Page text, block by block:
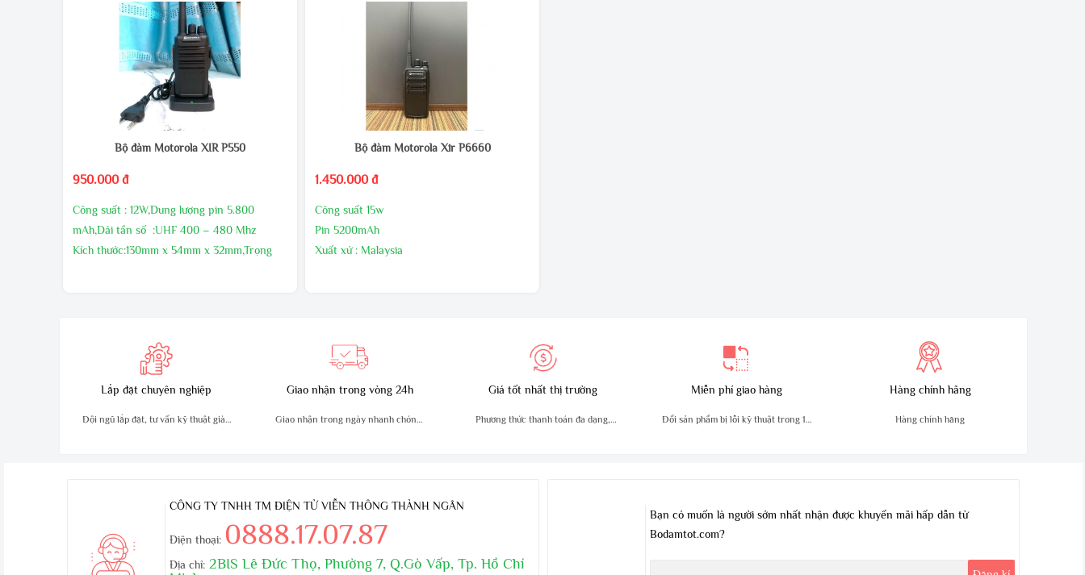
GIAO HÀNG MIỄN PHÍ
KHUYẾN MÃI THƯỜNG XUYÊN
LIÊN HÊ TRỰC TIẾP ĐỂ CÓ GIÁ ƯU ĐÃI
LIÊN HÊ TRỰC TIẾP ĐỂ CÓ GIÁ ƯU ĐÃI
Bộ đàm Motorola XIR P550
950.000 đ
Công suất : 12W,Dung lượng pin 5.800
mAh,Dải tần số :UHF 400 – 480 Mhz
Kích thước:130mm x 54mm x 32mm,Trọng
Bộ đàm Motorola Xir P6660
1.450.000 đ
Công suất 15w
Pin 5200mAh
Xuất xứ : Malaysia
Lắp đặt chuyên nghiệp
Đội ngũ lắp đặt, tư vấn kỹ thuật giàu
Giao nhận trong vòng 24h
Giao nhận trong ngày nhanh chóng,
Giá tốt nhất thị trường
Phương thức thanh toán đa dạng,
Miễn phí giao hàng
Đổi sản phẩm bị lỗi kỹ thuật trong 10
Hàng chính hãng
Hàng chính hãng
CÔNG TY TNHH TM ĐIỆN TỬ VIỄN THÔNG THÀNH NGÂN
Điện thoại: 0888.17.07.87
Địa chỉ: 2BIS Lê Đức Thọ, Phường 7, Q.Gò Vấp, Tp. Hồ Chí
Bạn có muốn là người sớm nhất nhận được khuyến mãi hấp dẫn từ
Bodamtot.com?